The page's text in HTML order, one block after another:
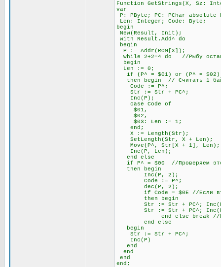
Function GetStrings(X, Sz:
var
P: PByte; PC: PChar absolute
Len: Integer; Code: Byte;
begin
New(Result, Init);
with Result.Add^ do
begin
P := Addr(ROM[X]);
while 2+2=4 do //Рыбу
begin
Len := 0;
if (P^ = $01) or (P^ = $02)
then begin // Считать 1
Code := P^;
Str := Str + PC^;
Inc(P);
case Code of
$01,
$02,
$03: Len := 1;
end;
X := Length(Str);
SetLength(Str, X + Len);
Move(P^, Str[X + 1], Len);
Inc(P, Len);
end else
if P^ = $00 //Проверяем
then begin
Inc(P, 2);
Code := P^;
dec(P, 2);
if Code = $0E //Если второй
then begin
Str := Str + PC^;
Str := Str + PC^;
end else break //Если
end else
begin
Str := Str + PC^;
Inc(P)
end
end
end
end;